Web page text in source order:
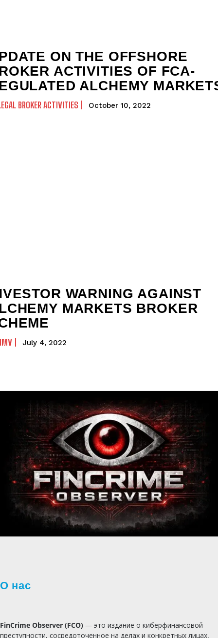
ON THE OFFSHORE
ACTIVITIES OF FCA-
ALCHEMY
BROKER ACTIVITIES October 10, 2022
WARNING AGAINST
MARKETS BROKER
July 4, 2022
О нас
FinCrime Observer (FCO) — это издание о киберфинансовой
преступности, сосредоточенное на делах и конкретных лицах.